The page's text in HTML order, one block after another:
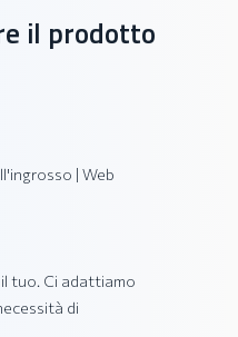
il prodotto
tuo. Ci adattiamo
di